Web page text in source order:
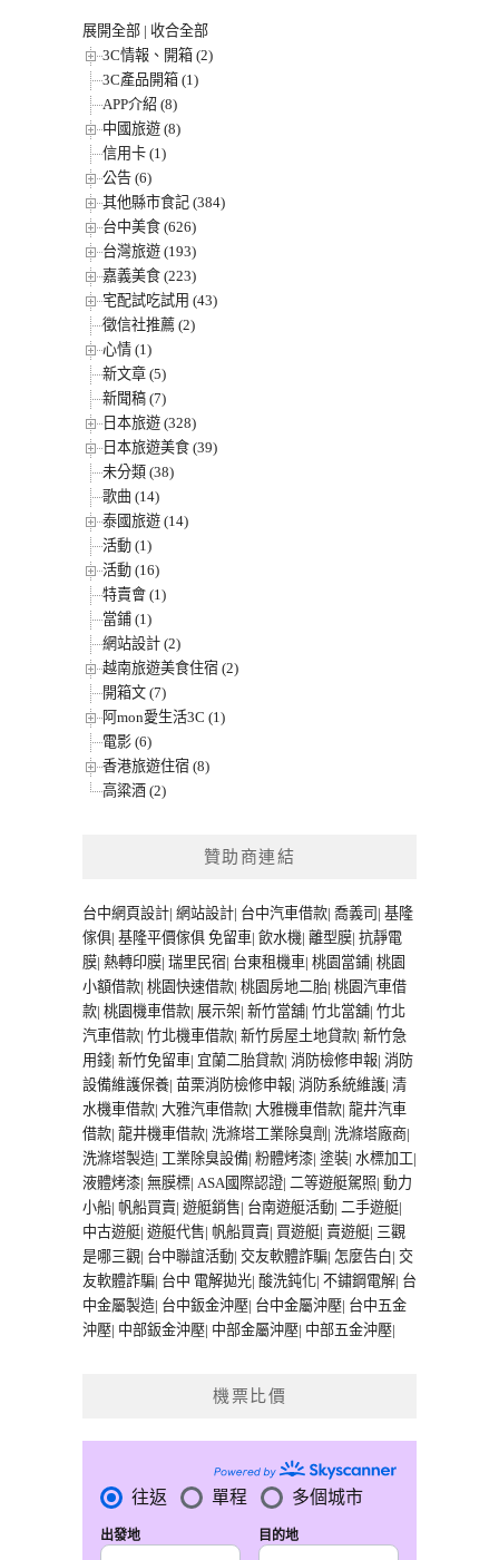
展開全部 | 收合全部
3C情報、開箱 (2)
3C產品開箱 (1)
APP介紹 (8)
中國旅遊 (8)
信用卡 (1)
公告 (6)
其他縣市食記 (384)
台中美食 (626)
台灣旅遊 (193)
嘉義美食 (223)
宅配試吃試用 (43)
徵信社推薦 (2)
心情 (1)
新文章 (5)
新聞稿 (7)
日本旅遊 (328)
日本旅遊美食 (39)
未分類 (38)
歌曲 (14)
泰國旅遊 (14)
活動 (1)
活動 (16)
特賣會 (1)
當鋪 (1)
網站設計 (2)
越南旅遊美食住宿 (2)
開箱文 (7)
阿mon愛生活3C (1)
電影 (6)
香港旅遊住宿 (8)
高粱酒 (2)
贊助商連結
台中網頁設計| 網站設計| 台中汽車借款| 喬義司 | 基隆
傢俱| 基隆平價傢俱 免留車| 飲水機| 離型膜| 抗靜電
膜| 熱轉印膜| 瑞里民宿| 台東租機車| 桃園當鋪| 桃園
小額借款| 桃園快速借款| 桃園房地二胎| 桃園汽車借
款| 桃園機車借款| 展示架| 新竹當舖| 竹北當舖| 竹北
汽車借款| 竹北機車借款| 新竹房屋土地貸款| 新竹急
用錢| 新竹免留車| 宜蘭二胎貸款| 消防檢修申報| 消防
設備維護保養| 苗栗消防檢修申報| 消防系統維護| 清
水機車借款| 大雅汽車借款| 大雅機車借款| 龍井汽車
借款| 龍井機車借款| 洗滌塔工業除臭劑 | 洗滌塔廠商|
洗滌塔製造| 工業除臭設備| 粉體烤漆| 塗裝| 水標加工|
液體烤漆| 無膜標| ASA國際認證| 二等遊艇駕照| 動力
小船| 帆船買賣| 遊艇銷售| 台南遊艇活動| 二手遊艇|
中古遊艇| 遊艇代售| 帆船買賣| 買遊艇| 賣遊艇| 三觀
是哪三觀| 台中聯誼活動| 交友軟體詐騙| 怎麼告白| 交
友軟體詐騙| 台中 電解拋光| 酸洗鈍化| 不鏽鋼電解| 台
中金屬製造| 台中鈑金沖壓| 台中金屬沖壓| 台中五金
沖壓| 中部鈑金沖壓| 中部金屬沖壓| 中部五金沖壓|
機票比價